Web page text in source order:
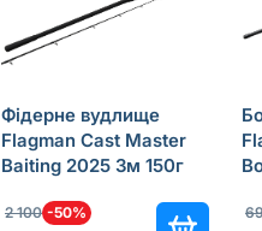
Фідерне вудлище
Flagman Cast Master
Baiting 2025 3м 150г
2 100 -50%